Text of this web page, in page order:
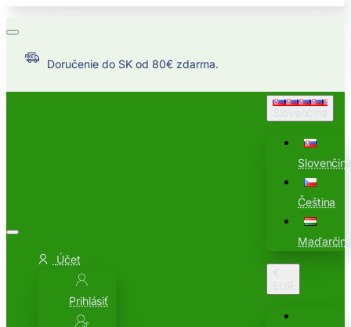
Doručenie do SK od 80€ zdarma.
Účet
Prihlásiť
Čeština